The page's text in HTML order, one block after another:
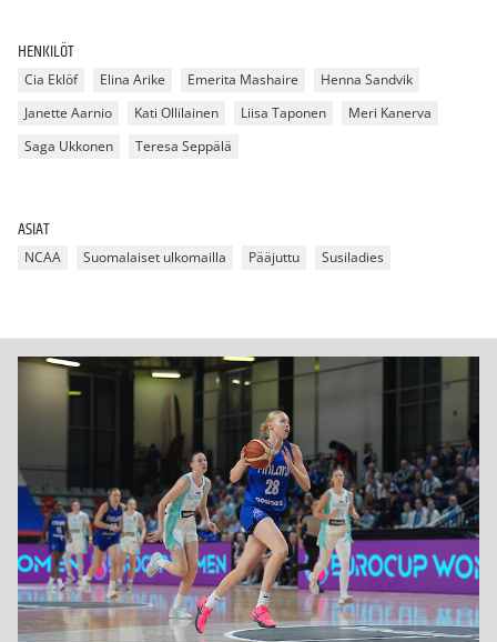
HENKILÖT
Cia Eklöf Elina Arike Emerita Mashaire
Henna Sandvik
Janette Aarnio
Kati Ollilainen Liisa Taponen
Meri Kanerva
Saga Ukkonen
Teresa Seppälä
ASIAT
NCAA Suomalaiset ulkomailla Pääjuttu Susiladies